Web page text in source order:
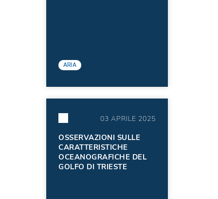
ARIA
03 APRILE 2025
OSSERVAZIONI SULLE
CARATTERISTICHE
OCEANOGRAFICHE DEL
GOLFO DI TRIESTE